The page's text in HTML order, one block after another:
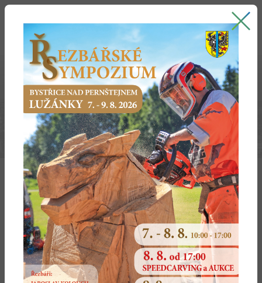
HARMONOGRAM ÚKOLŮ A LHŮT
Lhůty důležité pro volební strany
Do 04. 08. 2026 do 16:00 hodin – lhůta pro podání
kandidátních listin registračnímu úřadu
Do 10. 08. 2026 do 16:00 hodin má volební strana
prostřednictvím svého zmocněnce (vyjma nezávislého
kandidáta) právo doplňovat další kandidáty na
kandidátní listiny nebo měnit jejich pořadí
Do 17. 08. 2026 do 16:00 hodin může zmocněnec
volební strany nebo nezávislý kandidát odstranit vady na
kandidátní listině
Dne 22. 08. 2026 registrační úřad vydá rozhodnutí o
registraci kandidátní listiny, o škrtnutí kandidáta na
kandidátní listině nebo o odmítnutí kandidátní listiny.